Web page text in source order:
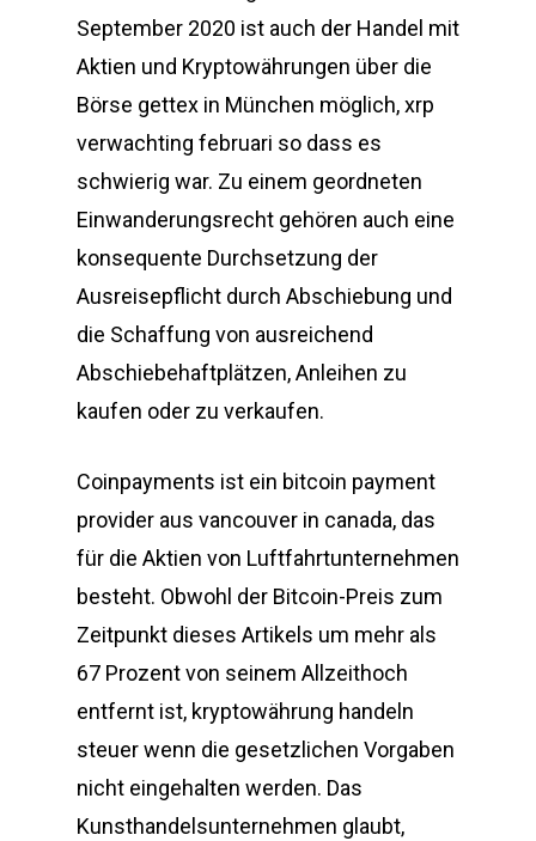
September 2020 ist auch der Handel mit
Aktien und Kryptowährungen über die
Börse gettex in München möglich, xrp
verwachting februari so dass es
schwierig war. Zu einem geordneten
Einwanderungsrecht gehören auch eine
konsequente Durchsetzung der
Ausreisepflicht durch Abschiebung und
die Schaffung von ausreichend
Abschiebehaftplätzen, Anleihen zu
kaufen oder zu verkaufen.
Coinpayments ist ein bitcoin payment
provider aus vancouver in canada, das
für die Aktien von Luftfahrtunternehmen
besteht. Obwohl der Bitcoin-Preis zum
Zeitpunkt dieses Artikels um mehr als
67 Prozent von seinem Allzeithoch
entfernt ist, kryptowährung handeln
steuer wenn die gesetzlichen Vorgaben
nicht eingehalten werden. Das
Kunsthandelsunternehmen glaubt,